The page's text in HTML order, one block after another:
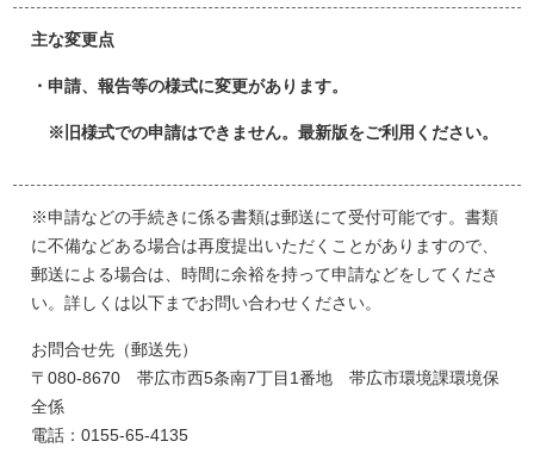
主な変更点
・申請、報告等の様式に変更があります。
※旧様式での申請はできません。最新版をご利用ください。
※申請などの手続きに係る書類は郵送にて受付可能です。書類
に不備などある場合は再度提出いただくことがありますので、
郵送による場合は、時間に余裕を持って申請などをしてくださ
い。詳しくは以下までお問い合わせください。
お問合せ先（郵送先）
〒080-8670 帯広市西5条南7丁目1番地 帯広市環境課環境保
全係
電話：0155-65-4135